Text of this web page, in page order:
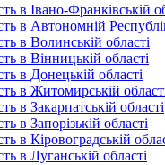
в Івано-Франківській
в Автономній
в Волинській області
в Вінницькій області
в Донецькій області
в Житомирській
в Закарпатській області
в Запорізькій області
в Кіровоградській
в Луганській області